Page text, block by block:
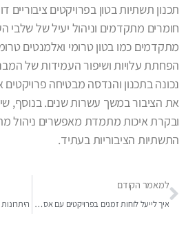
תכנון תשתיות בטון בפרויקטים ציבוריים
חומרים מתקדמים וניהול יעיל של שלבי
מתקדמים כמו בטון טרומי ואלמנטים
הפחתת עלויות ושיפור העמידות של
נכונה בתכנון והנדסה מבטיחה פרויקטים
את הציבור במשך עשרות שנים. בנוסף,
ובקרת איכות מתמדת מאפשרים ניהול
התשתיות הציבוריות בעתיד.
למאמר הקודם
איך לייעל לוחות זמנים בפרויקטים עם אספקת בטון